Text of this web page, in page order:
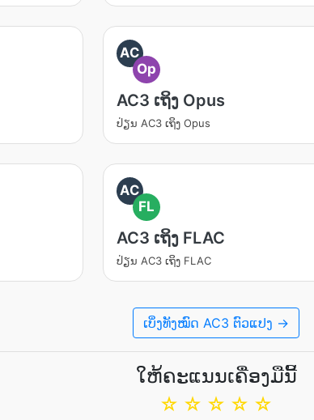
AC
Op
AC3 ເຖິງ Opus
ປ່ຽນ​ AC3 ເຖິງ Opus
AC
FL
AC3 ເຖິງ FLAC
ປ່ຽນ​ AC3 ເຖິງ FLAC
ເບິ່ງທັງໝົດ AC3 ຕົວແປງ →
ໃຫ້ຄະແນນເຄື່ອງມືນີ້
☆
☆
☆
☆
☆